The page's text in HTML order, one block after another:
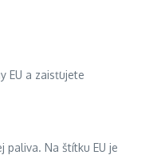
EU a zaisťujete
Na štítku EU je